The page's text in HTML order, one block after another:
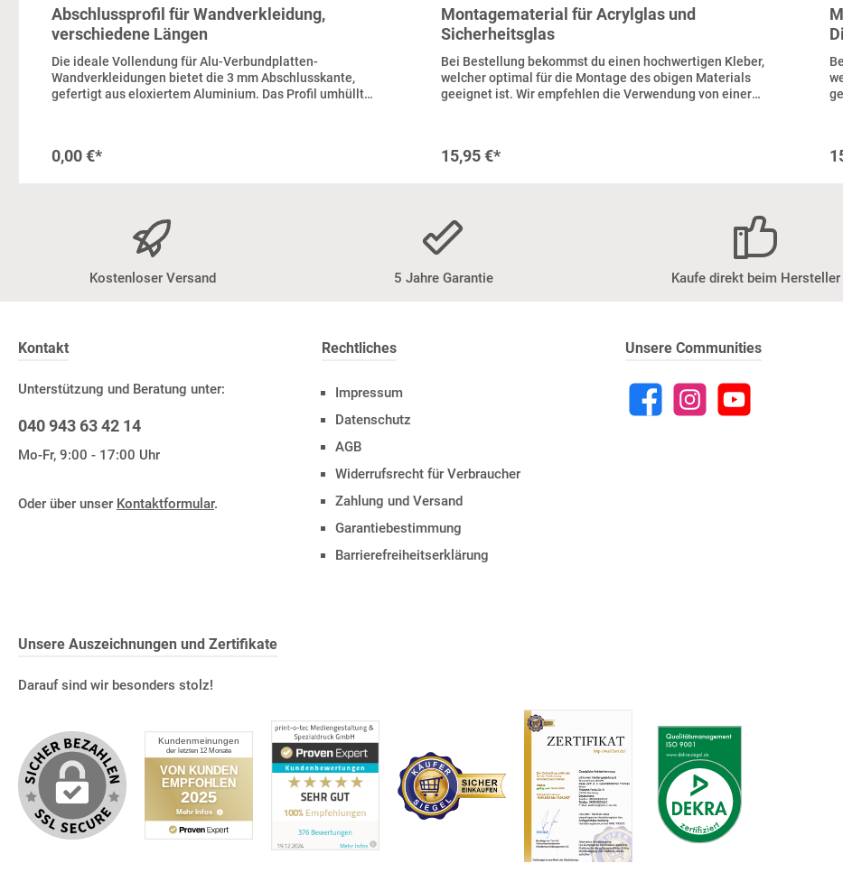
Abschlussprofil für Wandverkleidung,
verschiedene Längen
Die ideale Vollendung für Alu-Verbundplatten-
Wandverkleidungen bietet die 3 mm Abschlusskante,
gefertigt aus eloxiertem Aluminium. Das Profil umhüllt
außerordentliche Langlebigkeit stellt diese
Rückwand oder Wandverkleidung. Stärke: 3 mm,
Aluminium, Menge: 1, Abb. kann abweichen
0,00 €*
Montagematerial für Acrylglas und
Sicherheitsglas
Bei Bestellung bekommst du einen hochwertigen Kleber,
welcher optimal für die Montage des obigen Materials
geeignet ist. Wir empfehlen die Verwendung von einer
individuelle Küchen-, Duschrückwand und
15,95 €*
Kostenloser Versand 5 Jahre Garantie Kaufe direkt beim Hersteller
Kontakt
Unterstützung und Beratung unter:
040 943 63 42 14
Mo-Fr, 9:00 - 17:00 Uhr
Oder über unser Kontaktformular.
Rechtliches
Impressum
Datenschutz
AGB
Widerrufsrecht für Verbraucher
Zahlung und Versand
Garantiebestimmung
Barrierefreiheitserklärung
Unsere Auszeichnungen und Zertifikate
Darauf sind wir besonders stolz!
Unsere Communities